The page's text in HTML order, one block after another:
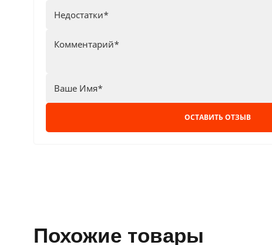
ОСТАВИТЬ ОТЗЫВ
похожие товары